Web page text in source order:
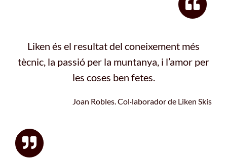
Liken és el resultat del coneixement més
tècnic, la passió per la muntanya, i l’amor per
les coses ben fetes.
Joan Robles. Col·laborador de Liken Skis